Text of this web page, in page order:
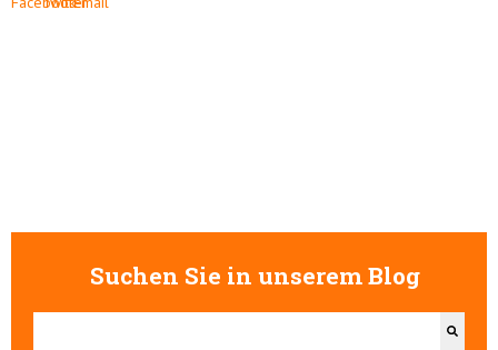
Suchen Sie in unserem Blog
Dies ist ein Suchfeld mit einer automatischen Vorschlagsfunktion.